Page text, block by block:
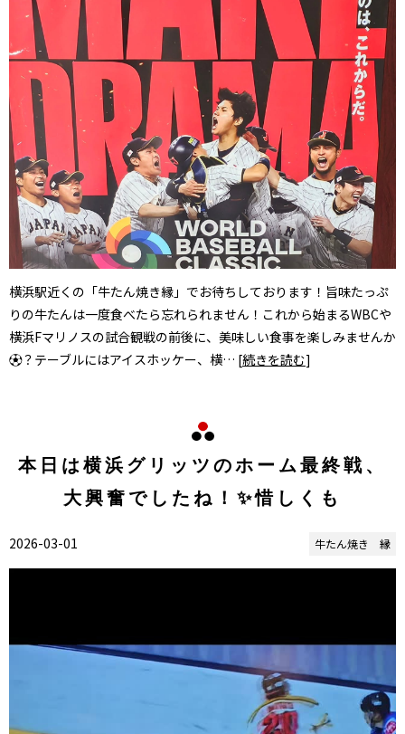
横浜駅近くの「牛たん焼き縁」でお待ちしております！旨味たっぷ
りの牛たんは一度食べたら忘れられません！これから始まるWBCや
横浜Fマリノスの試合観戦の前後に、美味しい食事を楽しみませんか
⚽️？テーブルにはアイスホッケー、横… [続きを読む]
本日は横浜グリッツのホーム最終戦、
大興奮でしたね！✨惜しくも
2026-03-01 牛たん焼き 縁